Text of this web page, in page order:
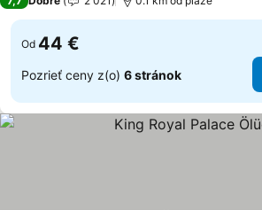
Od 44 €
Pozrieť ceny z(o) 6 stránok